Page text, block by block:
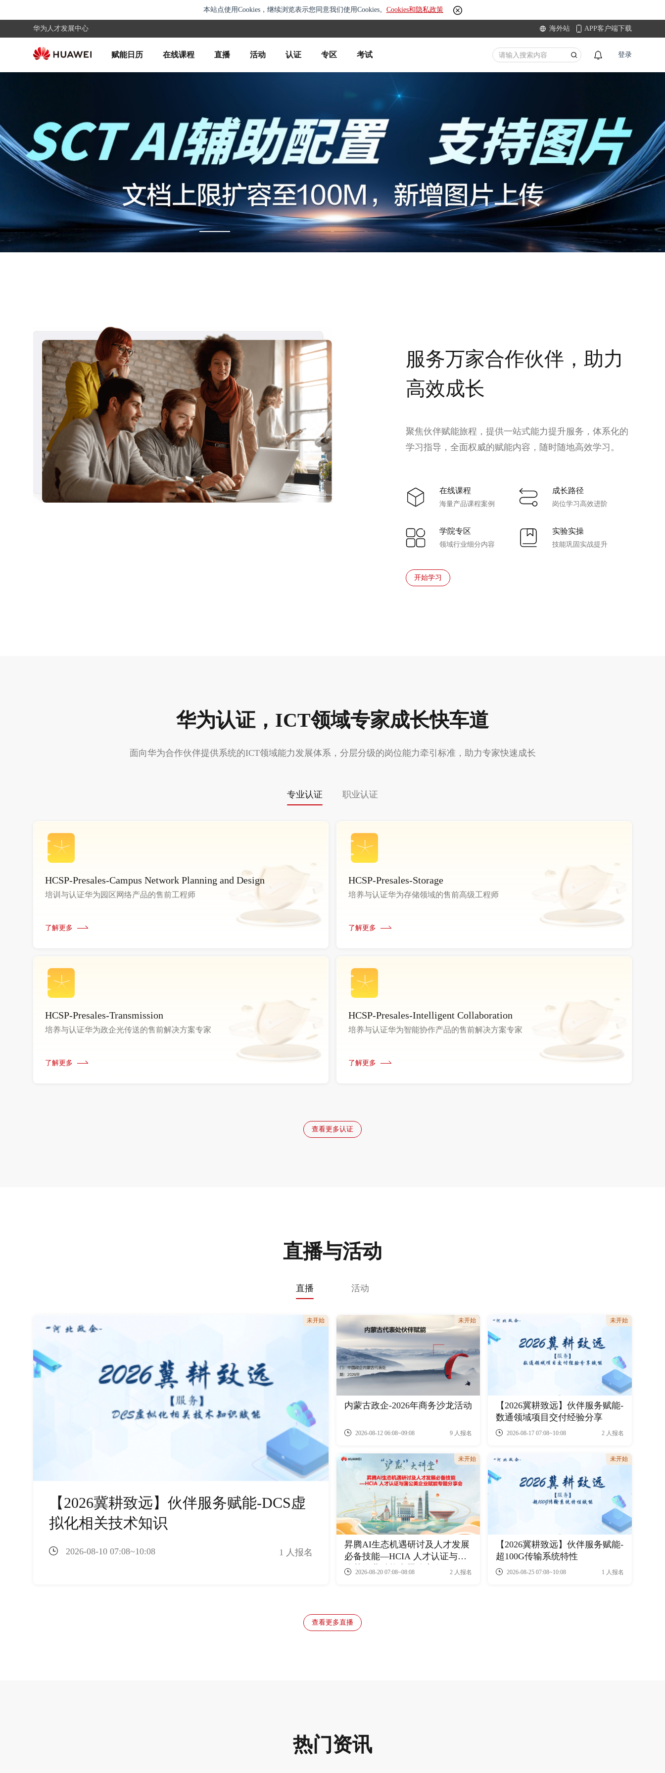
本站点使用Cookies，继续浏览表示您同意我们使用Cookies。 Cookies和隐私政策
华为人才发展中心 海外站 APP客户端下载
赋能日历 在线课程 直播 活动 认证 专区 考试 登录
服务万家合作伙伴，助力
高效成长
聚焦伙伴赋能旅程，提供一站式能力提升服务，体系化的
学习指导，全面权威的赋能内容，随时随地高效学习。
在线课程
海量产品课程案例
成长路径
岗位学习高效进阶
学院专区
领域行业细分内容
实验实操
技能巩固实战提升
开始学习
华为认证，ICT领域专家成长快车道
面向华为合作伙伴提供系统的ICT领域能力发展体系，分层分级的岗位能力牵引标准，助力专家快速成长
专业认证 职业认证
HCSP-Presales-Campus Network Planning and Design
培训与认证华为园区网络产品的售前工程师
了解更多
HCSP-Presales-Storage
培养与认证华为存储领域的售前高级工程师
了解更多
HCSP-Presales-Transmission
培养与认证华为政企光传送的售前解决方案专家
了解更多
HCSP-Presales-Intelligent Collaboration
培养与认证华为智能协作产品的售前解决方案专家
了解更多
查看更多认证
直播与活动
直播 活动
【2026冀耕致远】伙伴服务赋能-DCS虚
拟化相关技术知识
2026-08-10 07:08~10:08 1 人报名
未开始
内蒙古政企-2026年商务沙龙活动
2026-08-12 06:08~09:08 9 人报名
未开始
【2026冀耕致远】伙伴服务赋能-
数通领域项目交付经验分享
2026-08-17 07:08~10:08 2 人报名
未开始
昇腾AI生态机遇研讨及人才发展
必备技能—HCIA 人才认证与蒲
公英企业赋能专题分享会
2026-08-20 07:08~08:08 2 人报名
未开始
【2026冀耕致远】伙伴服务赋能-
超100G传输系统特性
2026-08-25 07:08~10:08 1 人报名
未开始
查看更多直播
热门资讯